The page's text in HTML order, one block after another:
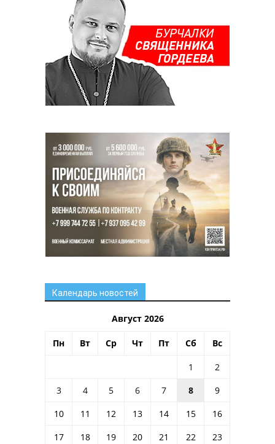
Календарь новостей
Август 2026
Пн Вт Ср Чт Пт Сб Вс
1
2
3
4 5 6 7 8
9
10
11 12 13 14 15
16
17
18 19 20 21 22
23